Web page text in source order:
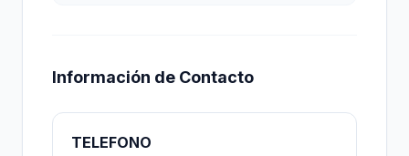
Información de Contacto
TELEFONO